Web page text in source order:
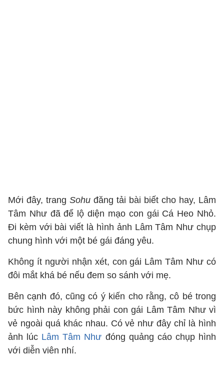
Mới đây, trang Sohu đăng tải bài biết cho hay, Lâm
Tâm Như đã để lộ diện mạo con gái Cá Heo Nhỏ.
Đi kèm với bài viết là hình ảnh Lâm Tâm Như chụp
chung hình với một bé gái đáng yêu.
Không ít người nhận xét, con gái Lâm Tâm Như có
đôi mắt khá bé nếu đem so sánh với mẹ.
Bên cạnh đó, cũng có ý kiến cho rằng, cô bé trong
bức hình này không phải con gái Lâm Tâm Như vì
vẻ ngoài quá khác nhau. Có vẻ như đây chỉ là hình
ảnh lúc Lâm Tâm Như đóng quảng cáo chụp hình
với diễn viên nhí.